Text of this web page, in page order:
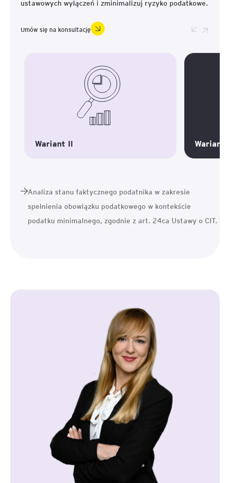
ustawowych wyłączeń i zminimalizuj ryzyko podatkowe.
Umów się na konsultację
Wariant I Wariant
Analiza stanu faktycznego podatnika w zakresie
spełnienia obowiązku podatkowego w kontekście
podatku minimalnego, zgodnie z art. 24ca Ustawy o CIT.